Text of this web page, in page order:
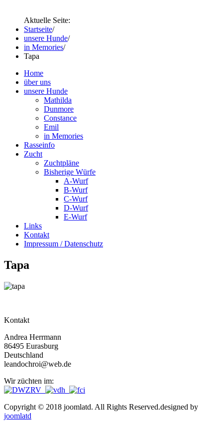
Aktuelle Seite:
Startseite/
unsere Hunde/
in Memories/
Tapa
Home
über uns
unsere Hunde
Mathilda
Dunmore
Constance
Emil
in Memories
Rasseinfo
Zucht
Zuchtpläne
Bisherige Würfe
A-Wurf
B-Wurf
C-Wurf
D-Wurf
E-Wurf
Links
Kontakt
Impressum / Datenschutz
Tapa
Kontakt
Andrea Herrmann
86495 Eurasburg
Deutschland
leandochroi@web.de
Wir züchten im:
Copyright © 2018 joomlatd. All Rights Reserved.designed by
joomlatd